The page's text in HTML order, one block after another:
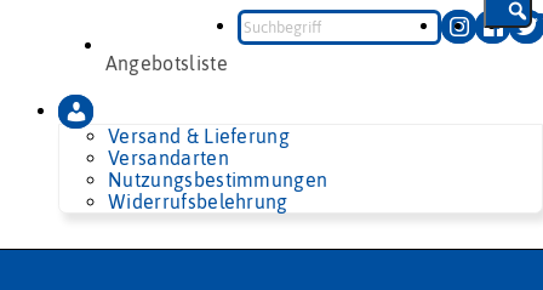
Angebotsliste
Versand & Lieferung
Versandarten
Nutzungsbestimmungen
Widerrufsbelehrung